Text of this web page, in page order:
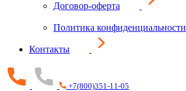
Договор-оферта
Политика конфиденциальности
Контакты
+7(800)351-11-05